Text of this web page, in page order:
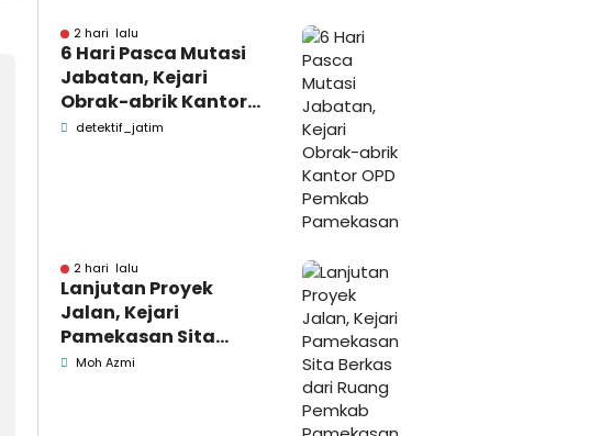
2 hari lalu
6 Hari Pasca Mutasi
Jabatan, Kejari
Obrak-abrik Kantor
OPD Pemkab
detektif_jatim
2 hari lalu
Lanjutan Proyek
Jalan, Kejari
Pamekasan Sita
Berkas dari Ruang
Moh Azmi